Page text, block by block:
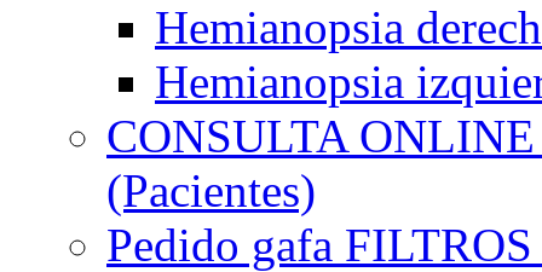
Hemianopsia
Hemianopsia
CONSULTA
(Pacientes)
Pedido gafa